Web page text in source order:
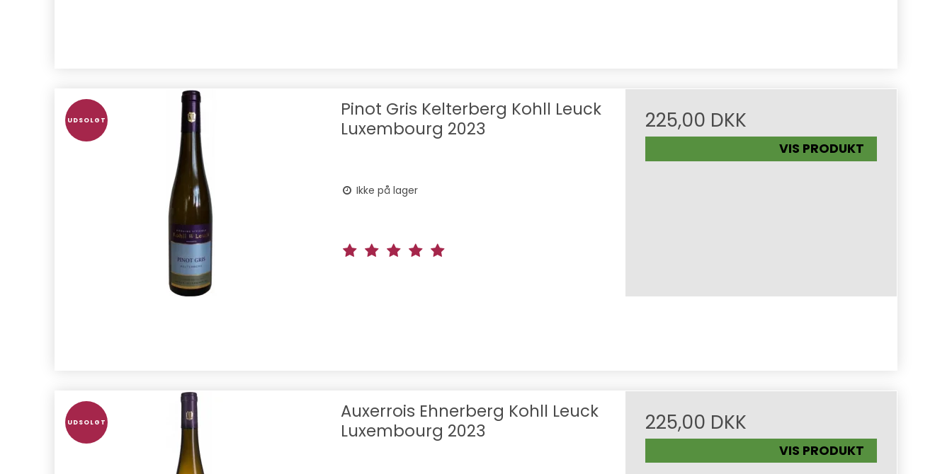
UDSOLGT
Pinot Gris Kelterberg Kohll Leuck
Luxembourg 2023
Ikke på lager
225,00 DKK
VIS PRODUKT
UDSOLGT
Auxerrois Ehnerberg Kohll Leuck
Luxembourg 2023
225,00 DKK
VIS PRODUKT